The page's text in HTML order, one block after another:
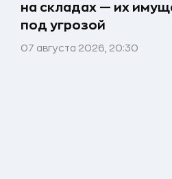
на складах — их
под угрозой
07 августа 2026, 20:30